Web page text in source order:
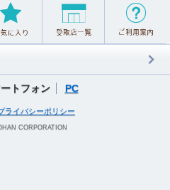
トフォン PC
ライバシーポリシー
CORPORATION